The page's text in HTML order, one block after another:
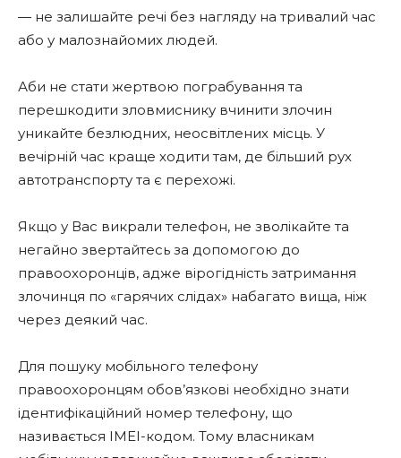
— не залишайте речі без нагляду на тривалий час
або у малознайомих людей.
Аби не стати жертвою пограбування та
перешкодити зловмиснику вчинити злочин
уникайте безлюдних, неосвітлених місць. У
вечірній час краще ходити там, де більший рух
автотранспорту та є перехожі.
Якщо у Вас викрали телефон, не зволікайте та
негайно звертайтесь за допомогою до
правоохоронців, адже вірогідність затримання
злочинця по «гарячих слідах» набагато вища, ніж
через деякий час.
Для пошуку мобільного телефону
правоохоронцям обов’язкові необхідно знати
ідентифікаційний номер телефону, що
називається ІМЕІ-кодом. Тому власникам